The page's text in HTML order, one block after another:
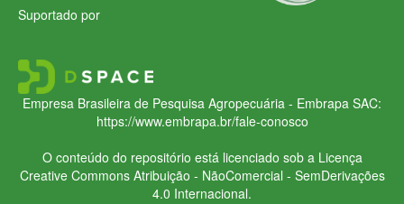
Suportado por
Empresa Brasileira de Pesquisa Agropecuária - Embrapa SAC:
https://www.embrapa.br/fale-conosco
O conteúdo do repositório está licenciado sob a Licença
Creative CommonsAtribuição - NãoComercial - SemDerivações
4.0 Internacional.